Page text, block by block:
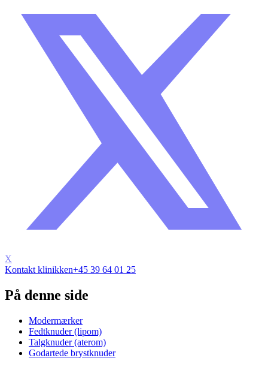
X
Kontakt klinikken+45 39 64 01 25
På denne side
Modermærker
Fedtknuder (lipom)
Talgknuder (aterom)
Godartede brystknuder